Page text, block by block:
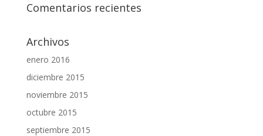
Comentarios recientes
Archivos
enero 2016
diciembre 2015
noviembre 2015
octubre 2015
septiembre 2015